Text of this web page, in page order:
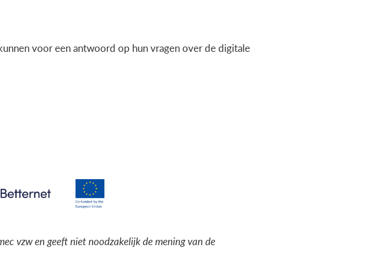
voor een antwoord op hun vragen over de digitale
vzw en geeft niet noodzakelijk de mening van de